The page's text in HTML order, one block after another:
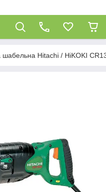
шабельна Hitachi / HiKOKI